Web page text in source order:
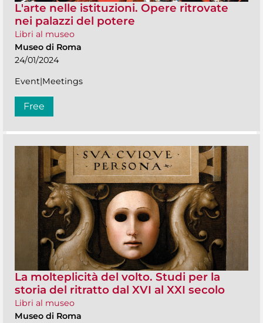
L'arte nelle istituzioni. Opere ritrovate
nei palazzi del potere
Libri al museo
Museo di Roma
24/01/2024
Event|Meetings
Free
La molteplicità del volto. Studi per la
storia del ritratto dal XVI al XXI secolo
Libri al museo
Museo di Roma